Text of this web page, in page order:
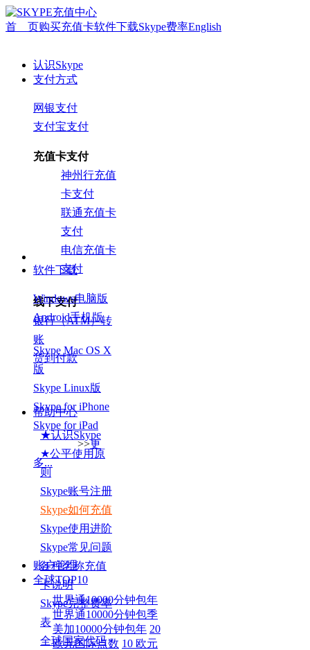
首 页购买充值卡软件下载Skype费率English
认识Skype
支付方式
网银支付
支付宝支付
充值卡支付
神州行充值
卡支付
联通充值卡
支付
电信充值卡
支付
线下支付
银行（ATM）转
账
货到付款
软件下载
Windows电脑版
Android手机版
Skype Mac OS X
版
Skype Linux版
Skype for iPhone
Skype for iPad
>>更
多...
帮助中心
★认识Skype
★公平使用原
则
Skype账号注册
Skype如何充值
Skype使用进阶
Skype常见问题
各种名称充值
卡说明
Skype完整费率
表
全球国家代码
账户管理
全球TOP10
世界通10000分钟包年
世界通10000分钟包季
美加10000分钟包年 20
欧元国际点数 10 欧元